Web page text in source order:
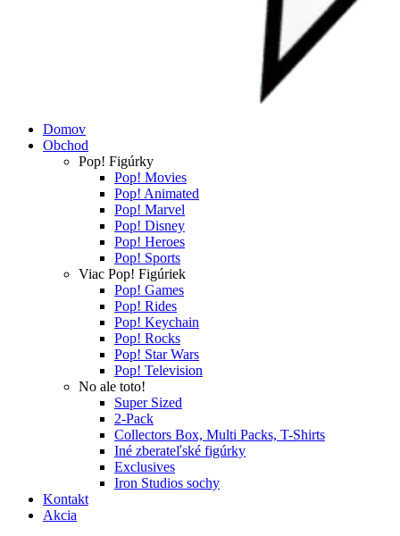
Domov
Obchod
Pop! Figúrky
Pop! Movies
Pop! Animated
Pop! Marvel
Pop! Disney
Pop! Heroes
Pop! Sports
Viac Pop! Figúriek
Pop! Games
Pop! Rides
Pop! Keychain
Pop! Rocks
Pop! Star Wars
Pop! Television
No ale toto!
Super Sized
2-Pack
Collectors Box, Multi Packs, T-Shirts
Iné zberateľské figúrky
Exclusives
Iron Studios sochy
Kontakt
Akcia